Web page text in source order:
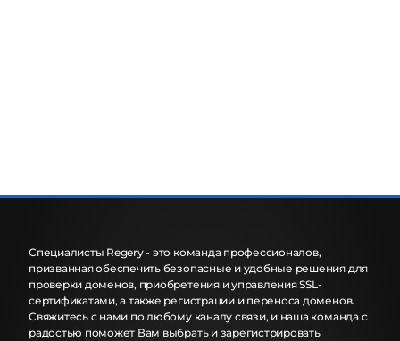
Специалисты Regery - это команда профессионалов,
призванная обеспечить безопасные и удобные решения для
проверки доменов, приобретения и управления SSL-
сертификатами, а также регистрации и переноса доменов.
Свяжитесь с нами по любому каналу связи, и наша команда с
радостью поможет Вам выбрать и зарегистрировать